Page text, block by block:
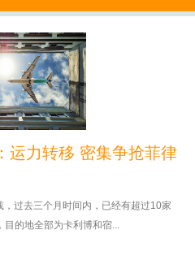
运力转移 密集争抢菲律
过去三个月时间内，已经有超过10家
的地全部为卡利博和宿...